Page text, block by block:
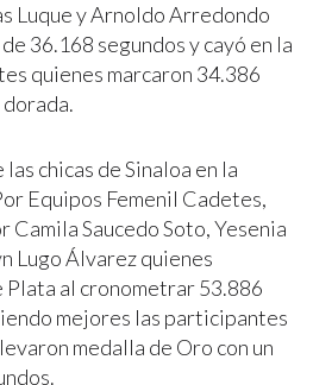
Luque y Arnoldo Arredondo
36.168 segundos y cayó en la
quienes marcaron 34.386
chicas de Sinaloa en la
Equipos Femenil Cadetes,
Camila Saucedo Soto, Yesenia
Lugo Álvarez quienes
al cronometrar 53.886
mejores las participantes
medalla de Oro con un